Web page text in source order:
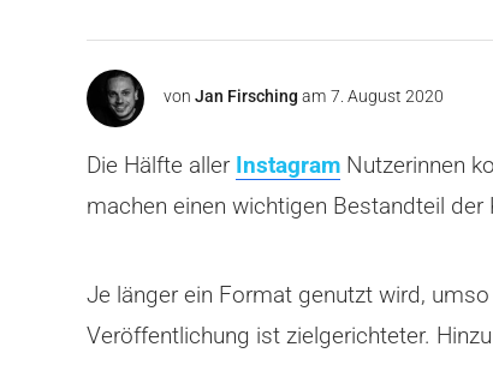
von Jan Firsching am 7. August 2020
Die Hälfte aller Instagram Nutzerinnen
machen einen wichtigen Bestandteil
Je länger ein Format genutzt wird,
Veröffentlichung ist zielgerichteter.